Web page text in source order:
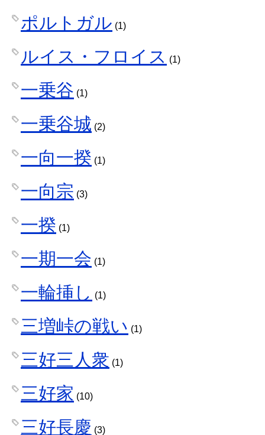
ポルトガル (1)
ルイス・フロイス (1)
一乗谷 (1)
一乗谷城 (2)
一向一揆 (1)
一向宗 (3)
一揆 (1)
一期一会 (1)
一輪挿し (1)
三増峠の戦い (1)
三好三人衆 (1)
三好家 (10)
三好長慶 (3)